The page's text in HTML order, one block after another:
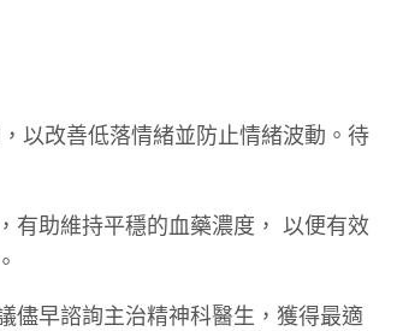
以改善低落情緒並防止情緒波動。待
有助維持平穩的血藥濃度， 以便有效
儘早諮詢主治精神科醫生，獲得最適